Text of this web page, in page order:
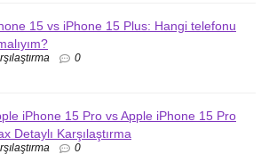
15 vs iPhone 15 Plus: Hangi telefonu
0
iPhone 15 Pro vs Apple iPhone 15 Pro
Detaylı Karşılaştırma
0